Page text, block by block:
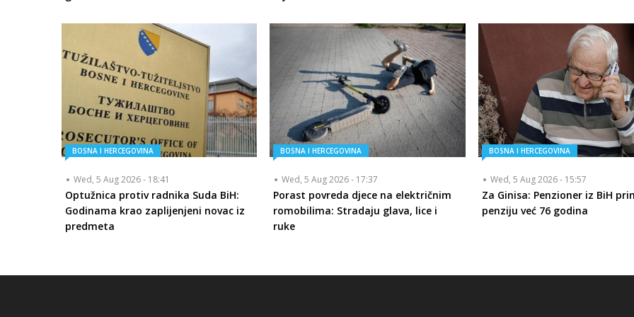
BOSNA I HERCEGOVINA
Wed, 5 Aug 2026 - 18:41
Optužnica protiv radnika Suda BiH:
Godinama krao zaplijenjeni novac iz
predmeta
BOSNA I HERCEGOVINA
Wed, 5 Aug 2026 - 17:37
Porast povreda djece na električnim
romobilima: Stradaju glava, lice i
ruke
BOSNA I HERCEGOVINA
Wed, 5 Aug 2026 - 15:57
Za Ginisa: Penzioner iz BiH
penziju već 76 godina